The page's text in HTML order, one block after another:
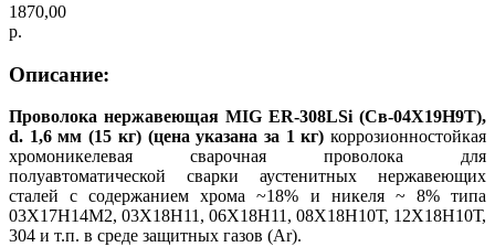
1870,00
р.
Описание:
Проволока нержавеющая MIG ER-308LSi (Св-04Х19Н9Т),
d. 1,6 мм (15 кг) (цена указана за 1 кг) коррозионностойкая
хромоникелевая сварочная проволока для
полуавтоматической сварки аустенитных нержавеющих
сталей c содержанием хрома ~18% и никеля ~ 8% типа
03Х17Н14М2, 03Х18Н11, 06Х18Н11, 08Х18Н10Т, 12Х18Н10Т,
304 и т.п. в среде защитных газов (Ar).